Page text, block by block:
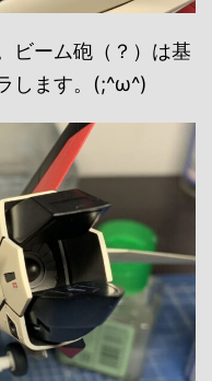
ビーム砲（？）は基
します。(;^ω^)